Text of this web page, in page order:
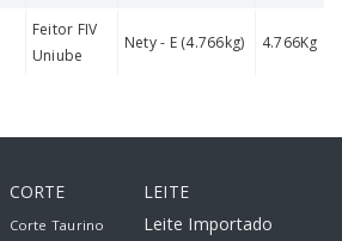
Feitor FIV
Uniube
Nety - E (4.766kg) 4.766Kg
CORTE
Corte Taurino
LEITE
Leite Importado